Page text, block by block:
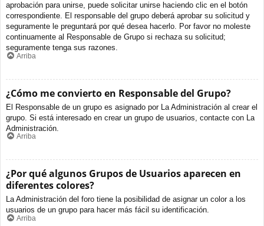
aprobación para unirse, puede solicitar unirse haciendo clic en el botón
correspondiente. El responsable del grupo deberá aprobar su solicitud y
seguramente le preguntará por qué desea hacerlo. Por favor no moleste
continuamente al Responsable de Grupo si rechaza su solicitud;
seguramente tenga sus razones.
Arriba
¿Cómo me convierto en Responsable del Grupo?
El Responsable de un grupo es asignado por La Administración al crear el
grupo. Si está interesado en crear un grupo de usuarios, contacte con La
Administración.
Arriba
¿Por qué algunos Grupos de Usuarios aparecen en
diferentes colores?
La Administración del foro tiene la posibilidad de asignar un color a los
usuarios de un grupo para hacer más fácil su identificación.
Arriba